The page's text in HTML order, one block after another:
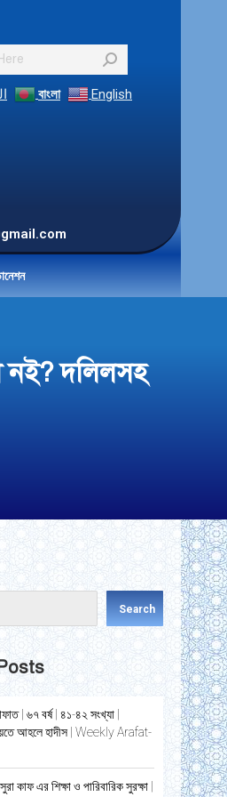
বাংলা English
নই? দলিলসহ
Search
| ৬৭ বর্ষ | ৪১-৪২ সংখ্যা |
আহলে হাদীস | Weekly Arafat-
কাফ এর শিক্ষা ও পারিবারিক সুরক্ষা |